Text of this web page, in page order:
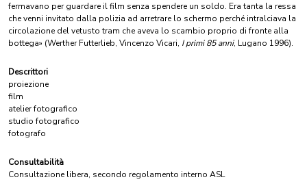
fermavano per guardare il film senza spendere un soldo. Era tanta la ressa
che venni invitato dalla polizia ad arretrare lo schermo perché intralciava la
circolazione del vetusto tram che aveva lo scambio proprio di fronte alla
bottega» (Werther Futterlieb, Vincenzo Vicari, I primi 85 anni, Lugano 1996).
Descrittori
proiezione
film
atelier fotografico
studio fotografico
fotografo
Consultabilità
Consultazione libera, secondo regolamento interno ASL